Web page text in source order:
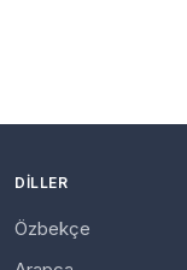
DILLER
Özbekçe